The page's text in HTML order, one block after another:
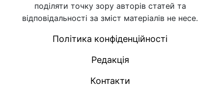
поділяти точку зору авторів статей та
відповідальності за зміст матеріалів не несе.
Політика конфіденційності
Редакція
Контакти